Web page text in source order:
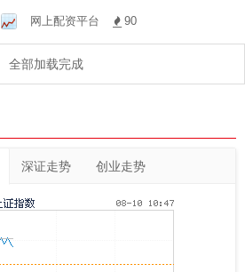
确定性逻辑的防守型
网上配资平台 90
全部加载完成
深证走势 创业走势